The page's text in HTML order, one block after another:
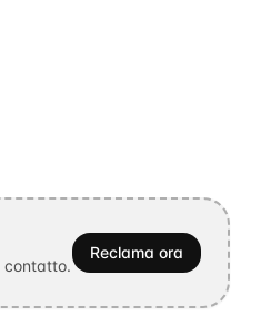
contatto.
Reclama ora